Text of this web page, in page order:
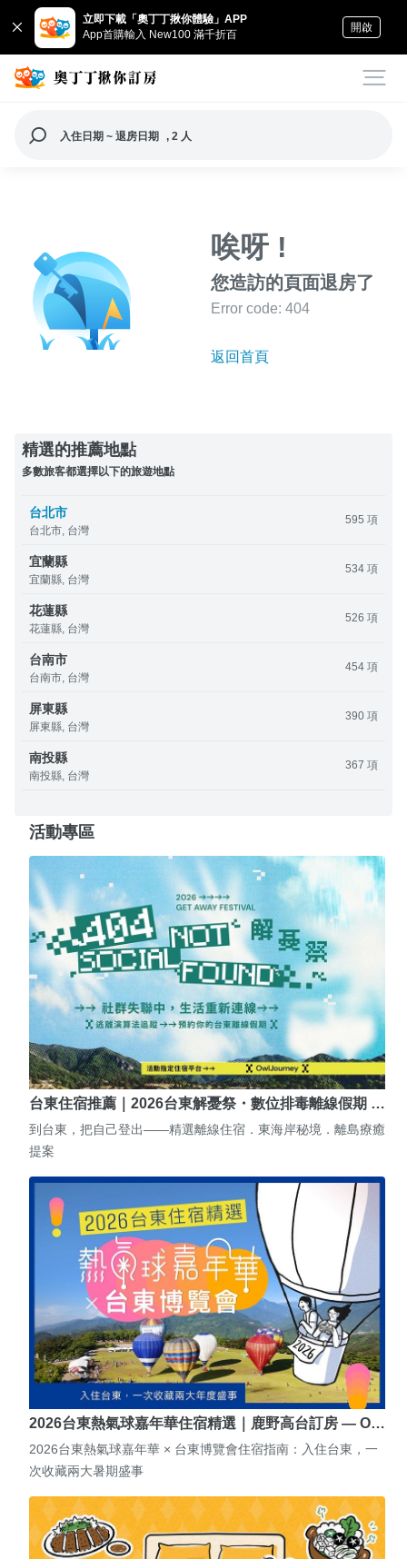
立即下載「奧丁丁揪你體驗」APP
App首購輸入 New100 滿千折百
開啟
入住日期 ~ 退房日期 , 2 人
唉呀 !
您造訪的頁面退房了
Error code: 404
返回首頁
精選的推薦地點
多數旅客都選擇以下的旅遊地點
台北市
台北市, 台灣
595 項
宜蘭縣
宜蘭縣, 台灣
534 項
花蓮縣
花蓮縣, 台灣
526 項
台南市
台南市, 台灣
454 項
屏東縣
屏東縣, 台灣
390 項
南投縣
南投縣, 台灣
367 項
活動專區
台東住宿推薦｜2026台東解憂祭・數位排毒離線假期 …
到台東，把自己登出——精選離線住宿．東海岸秘境．離島療癒
提案
2026台東熱氣球嘉年華住宿精選｜鹿野高台訂房 — O…
2026台東熱氣球嘉年華 × 台東博覽會住宿指南：入住台東，一
次收藏兩大暑期盛事